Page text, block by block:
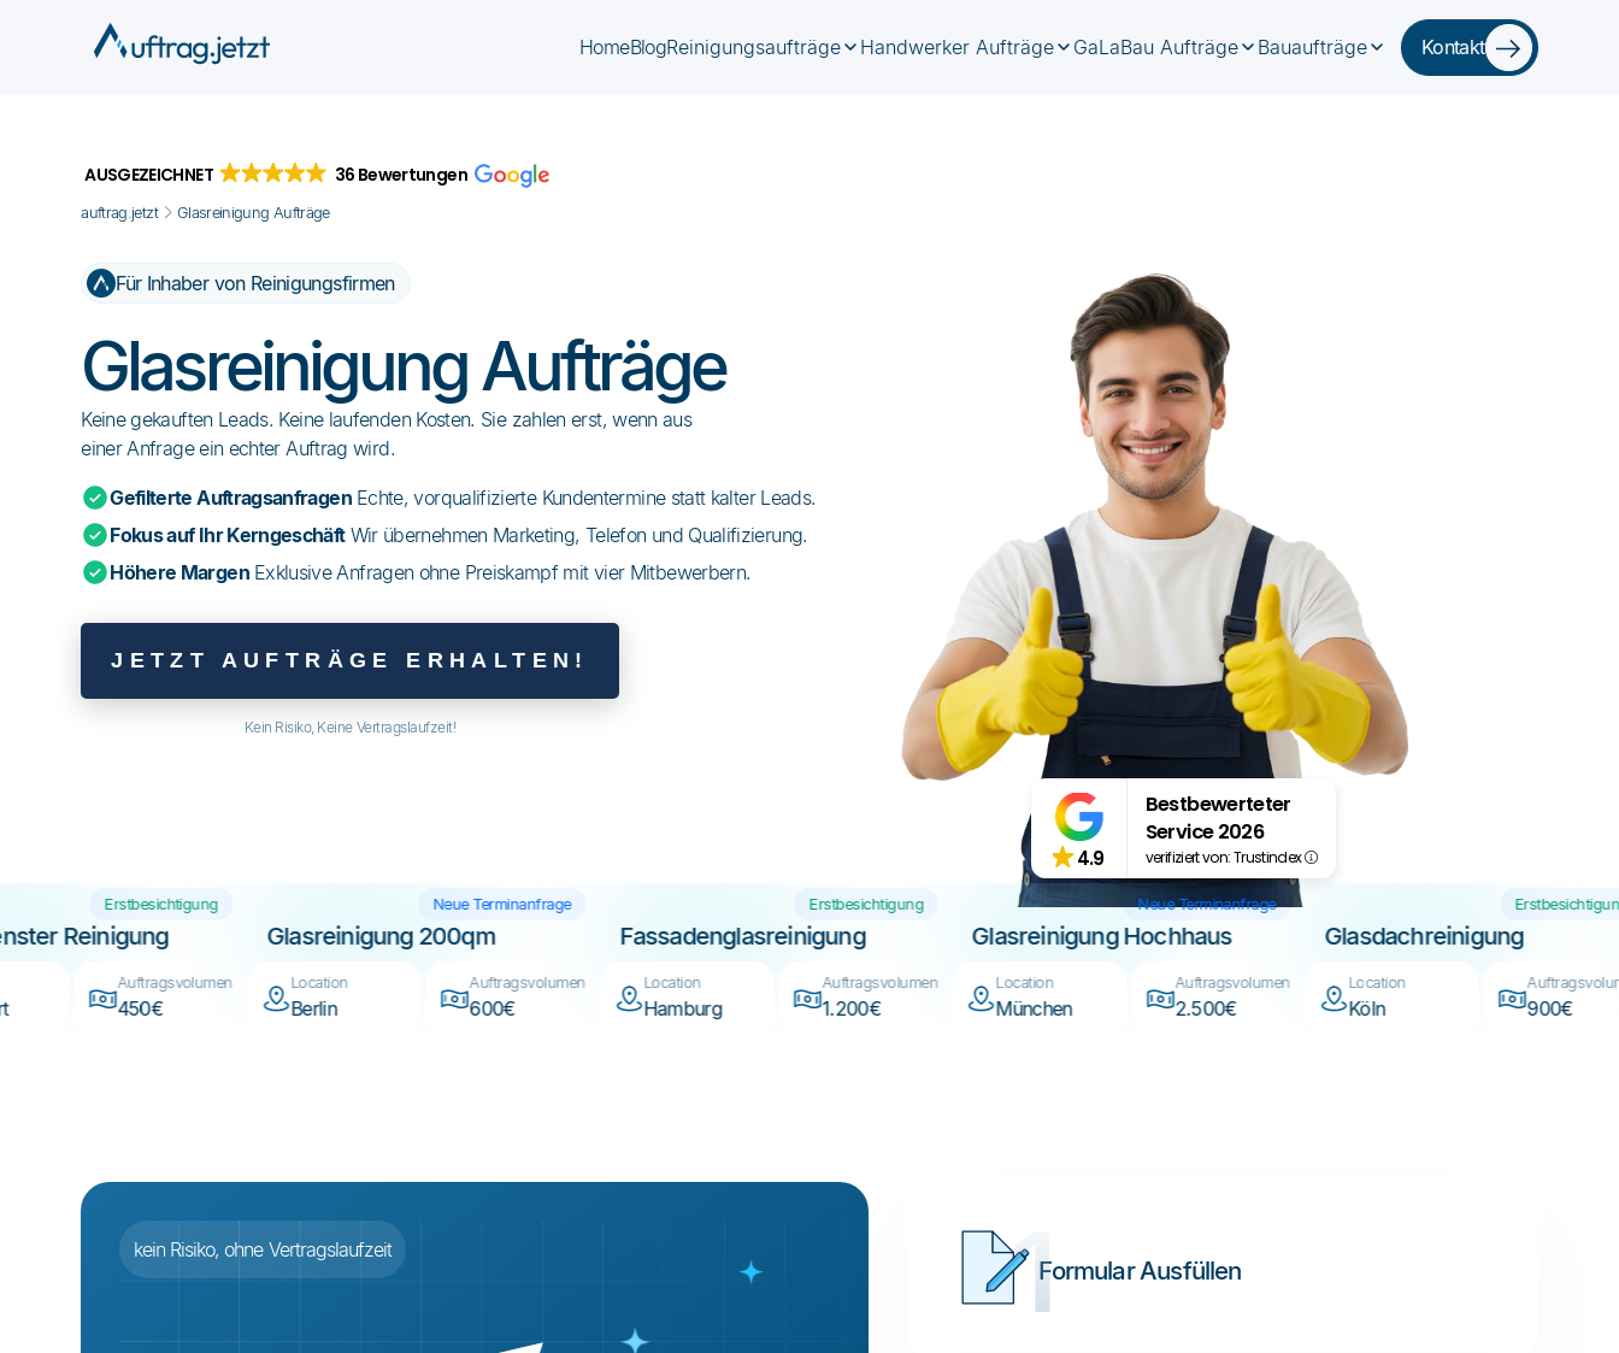
HomeBlogReinigungsaufträge Handwerker Aufträge GaLaBau Aufträge Bauaufträge Kontakt
AUSGEZEICHNET 36 Bewertungen
auftrag.jetzt Glasreinigung Aufträge
Für Inhaber von Reinigungsfirmen
Glasreinigung Aufträge
Keine gekauften Leads. Keine laufenden Kosten. Sie zahlen erst, wenn aus
einer Anfrage ein echter Auftrag wird.
Gefilterte Auftragsanfragen Echte, vorqualifizierte Kundentermine statt kalter Leads.
Fokus auf Ihr Kerngeschäft Wir übernehmen Marketing, Telefon und Qualifizierung.
Höhere Margen Exklusive Anfragen ohne Preiskampf mit vier Mitbewerbern.
JETZT AUFTRÄGE ERHALTEN!
Kein Risiko, Keine Vertragslaufzeit!
4.9
Bestbewerteter
Service 2026
verifiziert von: Trustindex
Erstbesichtigung
Reinigung
Auftragsvolumen
450€
Neue Terminanfrage
Glasreinigung 200qm
Location
Berlin
Auftragsvolumen
Erstbesichtigung
Fassadenglasreinigung
Location
Hamburg
Auftragsvolumen
1.200€
Neue Terminanfrage
Glasreinigung Hochhaus
Location
München
Auftragsvolumen
2.500€
Glasdachreinigung
Location
900€
kein Risiko, ohne Vertragslaufzeit
Formular Ausfüllen
1